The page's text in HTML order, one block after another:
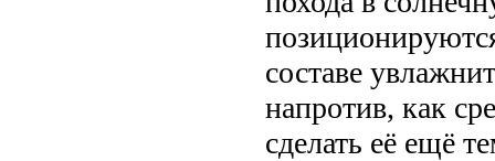
составе
напротив, как
сделать её ещё